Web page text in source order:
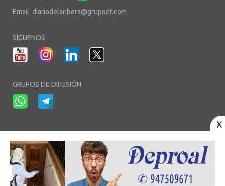
Email: diariodelaribera@grupodr.com
SÍGUENOS
GRUPOS DE DIFUSIÓN
Aviso Legal-Política de Privacidad- Política de Cookies-Área privada